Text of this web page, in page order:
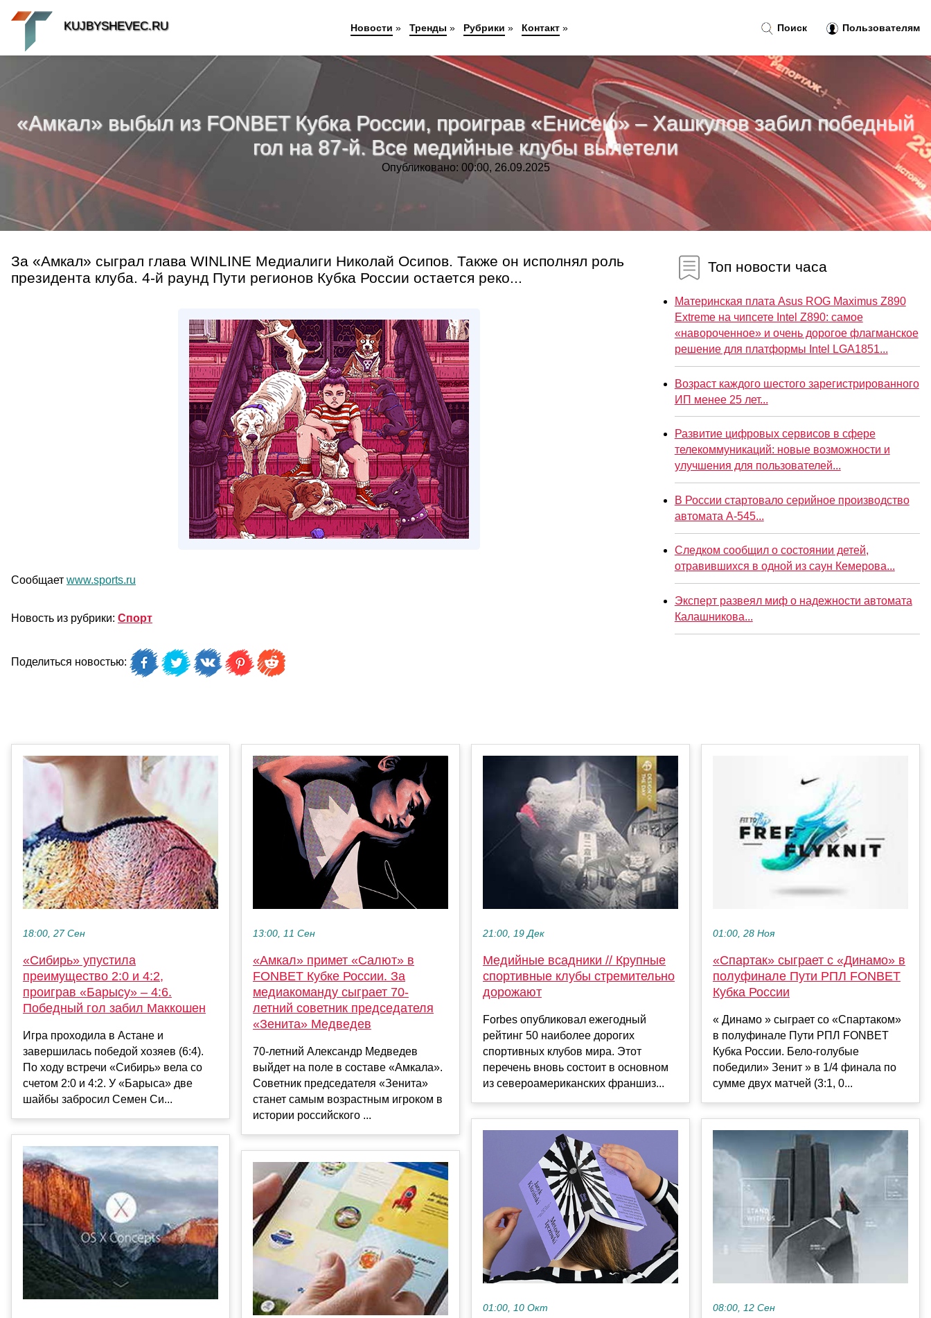
«Амкал» выбыл из FONBET Кубка России, проиграв «Енисею» – Хашкулов забил победный
гол на 87-й. Все медийные клубы вылетели
Опубликовано: 00:00, 26.09.2025
За «Амкал» сыграл глава WINLINE Медиалиги Николай Осипов. Также он исполнял роль
президента клуба. 4-й раунд Пути регионов Кубка России остается реко...
Сообщает www.sports.ru
Новость из рубрики: Спорт
Поделиться новостью:
Топ новости часа
Материнская плата Asus ROG Maximus Z890
Extreme на чипсете Intel Z890: самое
«навороченное» и очень дорогое флагманское
решение для платформы Intel LGA1851...
Возраст каждого шестого зарегистрированного
ИП менее 25 лет...
Развитие цифровых сервисов в сфере
телекоммуникаций: новые возможности и
улучшения для пользователей...
В России стартовало серийное производство
автомата А-545...
Следком сообщил о состоянии детей,
отравившихся в одной из саун Кемерова...
Эксперт развеял миф о надежности автомата
Калашникова...
18:00, 27 Сен
«Сибирь» упустила
преимущество 2:0 и 4:2,
проиграв «Барысу» – 4:6.
Победный гол забил Маккошен
Игра проходила в Астане и
завершилась победой хозяев (6:4).
По ходу встречи «Сибирь» вела со
счетом 2:0 и 4:2. У «Барыса» две
шайбы забросил Семен Си...
13:00, 11 Сен
«Амкал» примет «Салют» в
FONBET Кубке России. За
медиакоманду сыграет 70-
летний советник председателя
«Зенита» Медведев
70-летний Александр Медведев
выйдет на поле в составе «Амкала».
Советник председателя «Зенита»
станет самым возрастным игроком в
истории российского ...
21:00, 19 Дек
Медийные всадники // Крупные
спортивные клубы стремительно
дорожают
Forbes опубликовал ежегодный
рейтинг 50 наиболее дорогих
спортивных клубов мира. Этот
перечень вновь состоит в основном
из североамериканских франшиз...
01:00, 10 Окт
01:00, 28 Ноя
«Спартак» сыграет с «Динамо» в
полуфинале Пути РПЛ FONBET
Кубка России
« Динамо » сыграет со «Спартаком»
в полуфинале Пути РПЛ FONBET
Кубка России. Бело-голубые
победили» Зенит » в 1/4 финала по
сумме двух матчей (3:1, 0...
08:00, 12 Сен
Поиск Пользователям
KUJBYSHEVEC.RU Новости » Тренды » Рубрики » Контакт»